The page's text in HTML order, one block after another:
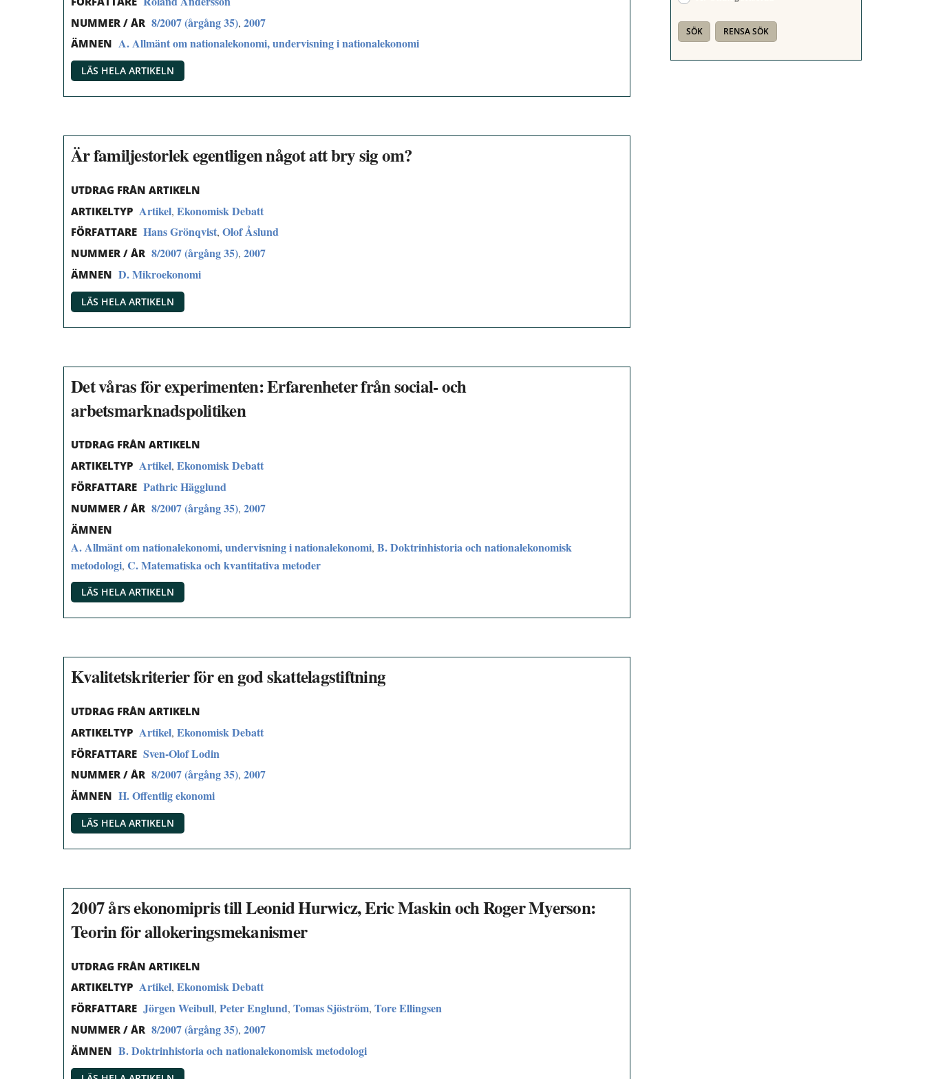
NUMMER / ÅR 8/2007 (årgång 35), 2007
ÄMNEN A. Allmänt om nationalekonomi, undervisning i nationalekonomi
LÄS HELA ARTIKELN
Är familjestorlek egentligen något att bry sig om?
UTDRAG FRÅN ARTIKELN
ARTIKELTYP Artikel, Ekonomisk Debatt
FÖRFATTARE Hans Grönqvist, Olof Åslund
NUMMER / ÅR 8/2007 (årgång 35), 2007
ÄMNEN D. Mikroekonomi
LÄS HELA ARTIKELN
Det våras för experimenten: Erfarenheter från social- och
arbetsmarknadspolitiken
UTDRAG FRÅN ARTIKELN
ARTIKELTYP Artikel, Ekonomisk Debatt
FÖRFATTARE Pathric Hägglund
NUMMER / ÅR 8/2007 (årgång 35), 2007
ÄMNEN
A. Allmänt om nationalekonomi, undervisning i nationalekonomi, B. Doktrinhistoria och nationalekonomisk
metodologi, C. Matematiska och kvantitativa metoder
LÄS HELA ARTIKELN
Kvalitetskriterier för en god skattelagstiftning
UTDRAG FRÅN ARTIKELN
ARTIKELTYP Artikel, Ekonomisk Debatt
FÖRFATTARE Sven-Olof Lodin
NUMMER / ÅR 8/2007 (årgång 35), 2007
ÄMNEN H. Offentlig ekonomi
LÄS HELA ARTIKELN
2007 års ekonomipris till Leonid Hurwicz, Eric Maskin och Roger Myerson:
Teorin för allokeringsmekanismer
UTDRAG FRÅN ARTIKELN
ARTIKELTYP Artikel, Ekonomisk Debatt
FÖRFATTARE Jörgen Weibull, Peter Englund, Tomas Sjöström, Tore Ellingsen
NUMMER / ÅR 8/2007 (årgång 35), 2007
ÄMNEN B. Doktrinhistoria och nationalekonomisk metodologi